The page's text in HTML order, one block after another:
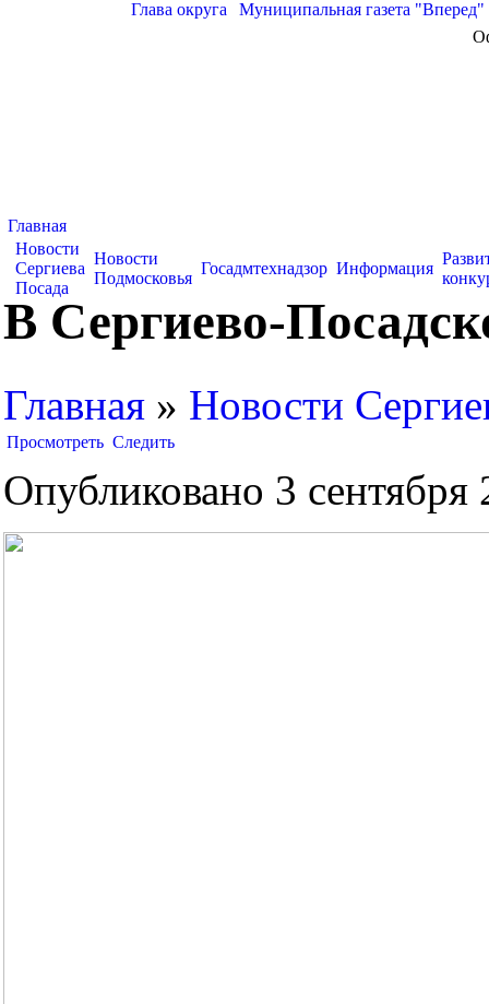
Глава округа Муниципальная газета "Вперед"
Главная
Новости
Сергиева
Посада
Новости
Подмосковья
Госадмтехнадзор Информация
В Сергиево-
Главная » Новости
Просмотреть Следить
Опубликовано 3 сентября